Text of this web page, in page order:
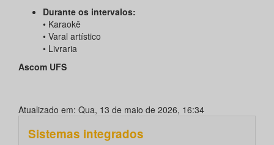
Durante os intervalos:
• Karaokê
• Varal artístico
• Livraria
Ascom UFS
Atualizado em: Qua, 13 de maio de 2026, 16:34
Sistemas integrados